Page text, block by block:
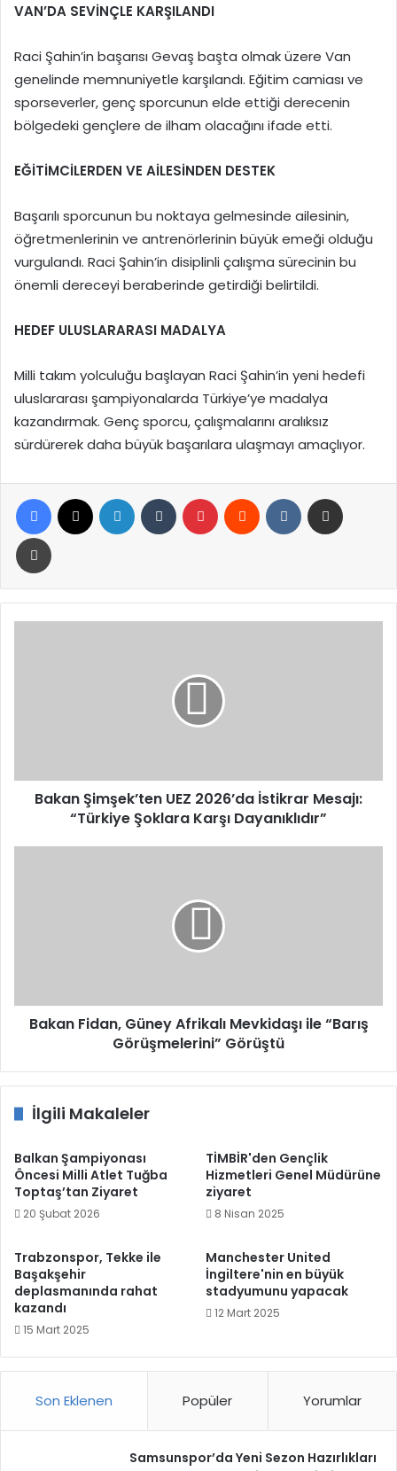
VAN’DA SEVİNÇLE KARŞILANDI
Raci Şahin’in başarısı Gevaş başta olmak üzere Van
genelinde memnuniyetle karşılandı. Eğitim camiası ve
sporseverler, genç sporcunun elde ettiği derecenin
bölgedeki gençlere de ilham olacağını ifade etti.
EĞİTİMCİLERDEN VE AİLESİNDEN DESTEK
Başarılı sporcunun bu noktaya gelmesinde ailesinin,
öğretmenlerinin ve antrenörlerinin büyük emeği olduğu
vurgulandı. Raci Şahin’in disiplinli çalışma sürecinin bu
önemli dereceyi beraberinde getirdiği belirtildi.
HEDEF ULUSLARARASI MADALYA
Milli takım yolculuğu başlayan Raci Şahin’in yeni hedefi
uluslararası şampiyonalarda Türkiye’ye madalya
kazandırmak. Genç sporcu, çalışmalarını aralıksız
sürdürerek daha büyük başarılara ulaşmayı amaçlıyor.
Facebook LinkedIn Tumblr Pinterest Reddit VKontakte
Yazdır
Karşı
Dayanıklıdır”
Bakan Şimşek’ten UEZ 2026’da İstikrar Mesajı:
“Türkiye Şoklara Karşı Dayanıklıdır”
Görüştü
Bakan Fidan, Güney Afrikalı Mevkidaşı ile “Barış
Görüşmelerini” Görüştü
İlgili Makaleler
Balkan Şampiyonası
Öncesi Milli Atlet Tuğba
Toptaş’tan Ziyaret
20 Şubat 2026
TİMBİR'den Gençlik
Hizmetleri Genel Müdürüne
ziyaret
8 Nisan 2025
Trabzonspor, Tekke ile
Başakşehir
deplasmanında rahat
kazandı
15 Mart 2025
Manchester United
İngiltere'nin en büyük
stadyumunu yapacak
12 Mart 2025
Son Eklenen Popüler Yorumlar
Samsunspor’da Yeni Sezon Hazırlıkları